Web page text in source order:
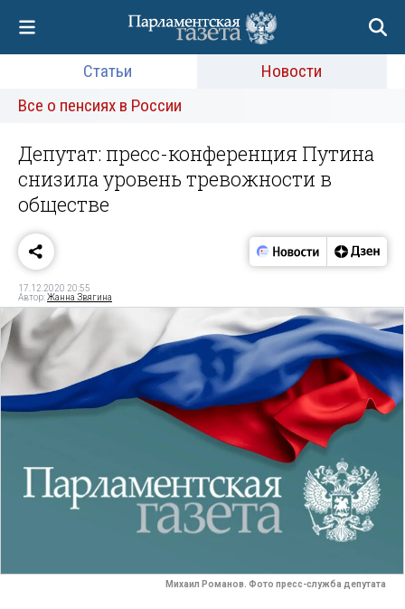
Статьи
Новости
Все о пенсиях в России
Депутат: пресс-конференция Путина
снизила уровень тревожности в
обществе
17.12.2020 20:55
Автор:Жанна Звягина
Михаил Романов. Фото пресс-служба депутата